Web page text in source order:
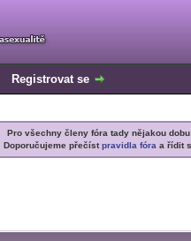
Registrovat se
Pro všechny členy fóra tady nějakou
Doporučujeme přečístpravidla fóra a řídit